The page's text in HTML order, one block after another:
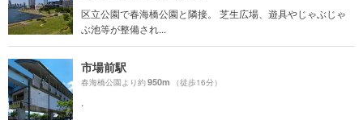
区立公園で春海橋公園と隣接。 芝生広場、遊具やじゃぶじゃ
ぶ池等が整備され...
市場前駅
春海橋公園より約950m （徒歩16分）
.